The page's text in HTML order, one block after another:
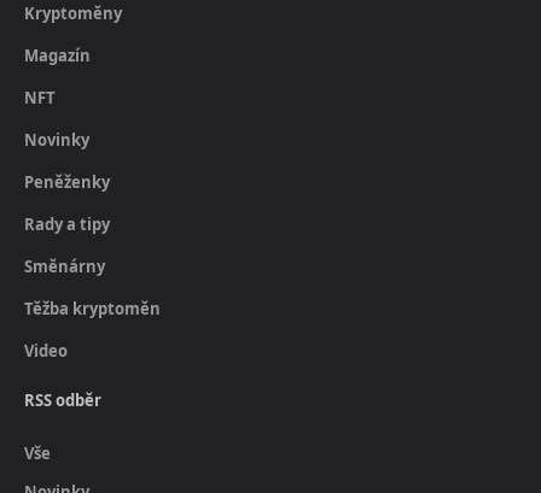
Kryptoměny
Magazín
NFT
Novinky
Peněženky
Rady a tipy
Směnárny
Těžba kryptoměn
Video
RSS odběr
Vše